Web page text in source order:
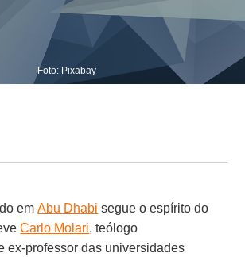
Foto: Pixabay
emAbu Dhabi segue o espírito do
Carlo Molari, teólogo
ex-professor das universidades